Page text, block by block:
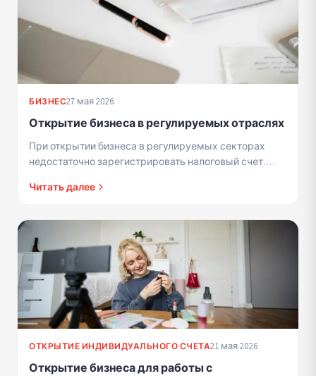
БИЗНЕС27 мая 2026
Открытие бизнеса в регулируемых отраслях
При открытии бизнеса в регулируемых секторах
недостаточно зарегистрировать налоговый счет.
критериям и лицензиям.
Читать далее
ОТКРЫТИЕ ИНДИВИДУАЛЬНОГО СЧЕТА21 мая 2026
Открытие бизнеса для работы с